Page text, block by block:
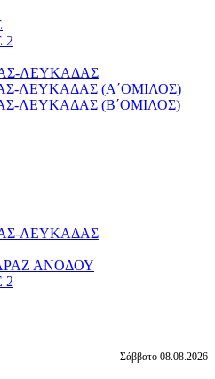
2
ΛΕΥΚΑΔΑΣ
ΛΕΥΚΑΔΑΣ (Α΄ΟΜΙΛΟΣ)
ΛΕΥΚΑΔΑΣ (Β΄ΟΜΙΛΟΣ)
ΛΕΥΚΑΔΑΣ
ΑΝΟΔΟΥ
2
Σάββατο 08.08.2026